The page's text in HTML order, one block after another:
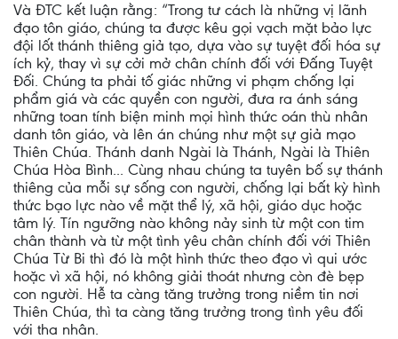
Và ĐTC kết luận rằng: “Trong tư cách là những vị lãnh
đạo tôn giáo, chúng ta được kêu gọi vạch mặt bảo lực
đội lốt thánh thiêng giả tạo, dựa vào sự tuyệt đối hóa sự
ích kỷ, thay vì sự cởi mở chân chính đối với Đấng Tuyệt
Đối. Chúng ta phải tố giác những vi phạm chống lại
phẩm giá và các quyền con người, đưa ra ánh sáng
những toan tính biện minh mọi hình thức oán thù nhân
danh tôn giáo, và lên án chúng như một sự giả mạo
Thiên Chúa. Thánh danh Ngài là Thánh, Ngài là Thiên
Chúa Hòa Bình... Cùng nhau chúng ta tuyên bố sự thánh
thiêng của mỗi sự sống con người, chống lại bất kỳ hình
thức bạo lực nào về mặt thể lý, xã hội, giáo dục hoặc
tâm lý. Tín ngưỡng nào không nảy sinh từ một con tim
chân thành và từ một tình yêu chân chính đối với Thiên
Chúa Từ Bi thì đó là một hình thức theo đạo vì qui ước
hoặc vì xã hội, nó không giải thoát nhưng còn đè bẹp
con người. Hễ ta càng tăng trưởng trong niềm tin nơi
Thiên Chúa, thì ta càng tăng trưởng trong tình yêu đối
với tha nhân.